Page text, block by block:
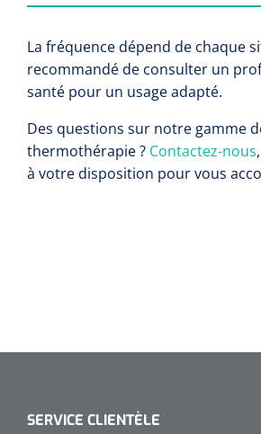
La fréquence dépend de chaque
recommandé de consulter un
santé pour un usage adapté.
Des questions sur notre gamme
thermothérapie ? Contactez-nous
à votre disposition pour vous
SERVICE CLIENTÈLE